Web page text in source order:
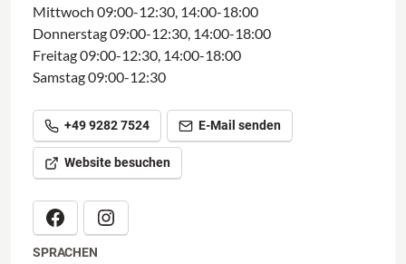
Mittwoch 09:00-12:30, 14:00-18:00
Donnerstag 09:00-12:30, 14:00-18:00
Freitag 09:00-12:30, 14:00-18:00
Samstag 09:00-12:30
+49 9282 7524 E-Mail senden
Website besuchen
SPRACHEN